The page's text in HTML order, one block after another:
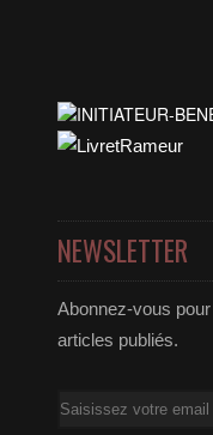
NEWSLETTER
Abonnez-vous
articles publiés.
Email